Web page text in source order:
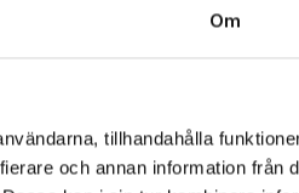
Om
tillhandahålla
och annan information från
for å bruke.
er integrert